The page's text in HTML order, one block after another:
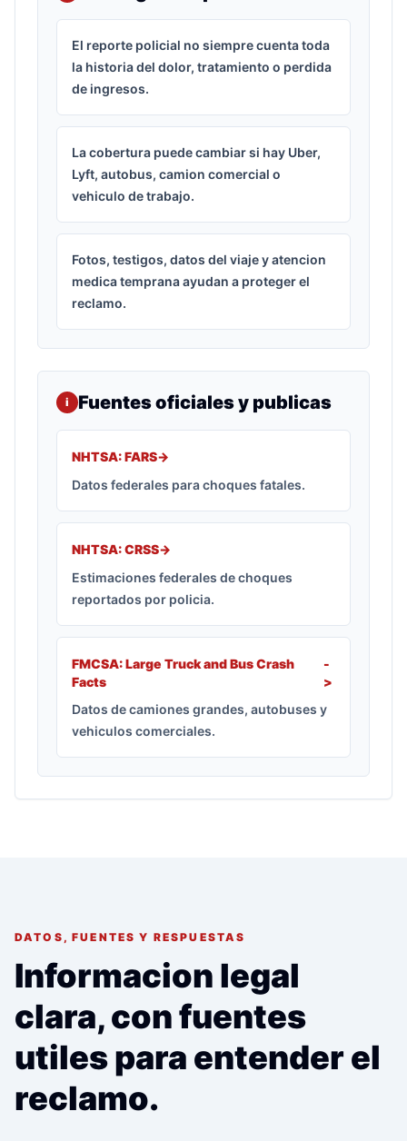
El reporte policial no siempre cuenta toda
la historia del dolor, tratamiento o perdida
de ingresos.
La cobertura puede cambiar si hay Uber,
Lyft, autobus, camion comercial o
vehiculo de trabajo.
Fotos, testigos, datos del viaje y atencion
medica temprana ayudan a proteger el
reclamo.
i Fuentes oficiales y publicas
NHTSA: FARS->
Datos federales para choques fatales.
NHTSA: CRSS->
Estimaciones federales de choques
reportados por policia.
FMCSA: Large Truck and Bus Crash
Facts
-
>
Datos de camiones grandes, autobuses y
vehiculos comerciales.
DATOS, FUENTES Y RESPUESTAS
Informacion legal
clara, con fuentes
utiles para entender el
reclamo.